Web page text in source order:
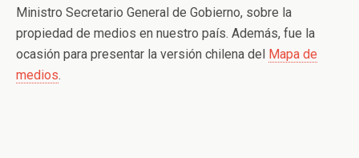
Ministro Secretario General de Gobierno, sobre la
propiedad de medios en nuestro país. Además, fue la
ocasión para presentar la versión chilena del Mapa de
medios.